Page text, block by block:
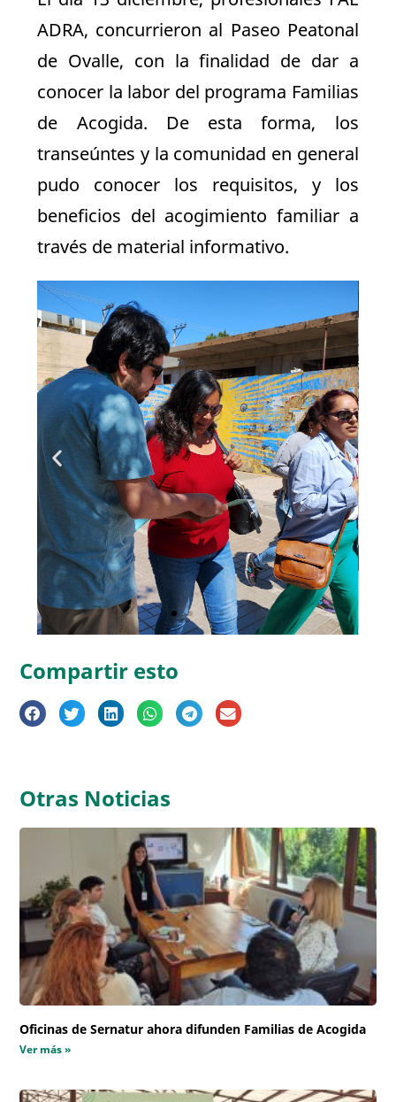
ADRA, concurrieron al Paseo Peatonal
de Ovalle, con la finalidad de dar a
conocer la labor del programa Familias
de Acogida. De esta forma, los
transeúntes y la comunidad en general
pudo conocer los requisitos, y los
beneficios del acogimiento familiar a
través de material informativo.
Compartir esto
Otras Noticias
Oficinas de Sernatur ahora difunden Familias de Acogida
Ver más »